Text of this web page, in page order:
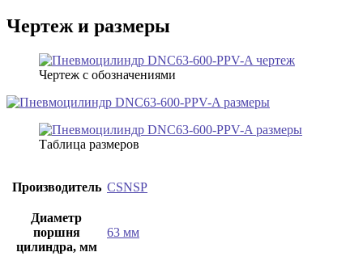
Чертеж и размеры
Чертеж с обозначениями
Таблица размеров
Производитель CSNSP
Диаметр
поршня
цилиндра, мм
63 мм